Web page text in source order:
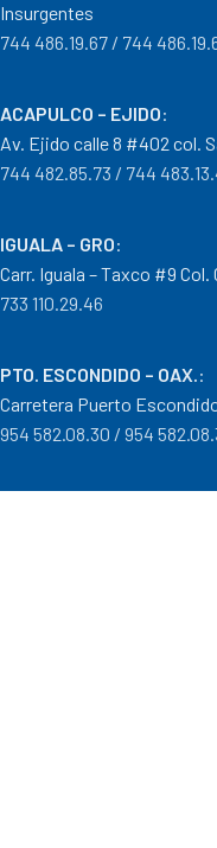
Insurgentes
744 486.19.67 / 744
ACAPULCO – EJIDO:
Av. Ejido calle 8 #402 col.
744 482.85.73 / 744
IGUALA – GRO:
Carr. Iguala – Taxco #9
733 110.29.46
PTO. ESCONDIDO – OAX.:
Carretera Puerto
954 582.08.30 / 954